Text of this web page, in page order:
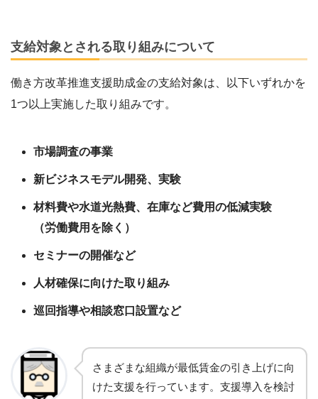
支給対象とされる取り組みについて
働き方改革推進支援助成金の支給対象は、以下いずれかを
1つ以上実施した取り組みです。
市場調査の事業
新ビジネスモデル開発、実験
材料費や水道光熱費、在庫など費用の低減実験
（労働費用を除く）
セミナーの開催など
人材確保に向けた取り組み
巡回指導や相談窓口設置など
さまざまな組織が最低賃金の引き上げに向
けた支援を行っています。支援導入を検討